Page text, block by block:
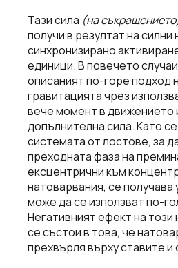
Тази сила (на
получи в резултат на силни
синхронизирано
единици. В повечето
описаният по-горе подход
гравитацията чрез
вече момент в движението
допълнителна сила. Като
системата от лостове, за
преходната фаза на
ексцентрични към
натоварвания, се
може да се използват по-
Негативният ефект на този
се състои в това, че
прехвърля върху ставите и